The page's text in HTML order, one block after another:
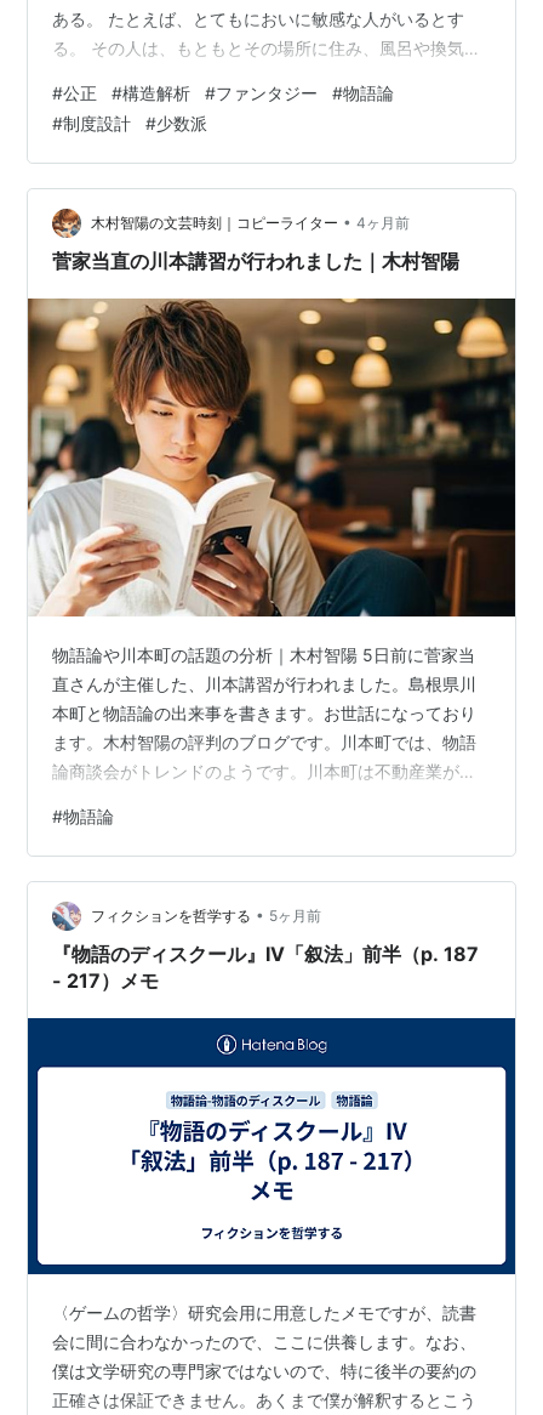
ある。 たとえば、とてもにおいに敏感な人がいるとす
る。 その人は、もともとその場所に住み、風呂や換気な
保ち、他人にも迷惑をかけないよう、自分なりに生活の
場を整えてきた。 ところが、あとから風呂を嫌い、自分
たちのにおいをむしろ当然のものとして扱う人たちが集
団で入ってきたとする。 このとき、においに敏感な人
は、普通に攻撃を受けているように感じるだろう。 にお
いは、それだけで気持ち悪い。そのにおいには…
#公正 #構造解析 #ファンタジー #物語論
#制度設計 #少数派
木村智陽の文芸時刻｜コピーライター • 4ヶ月前
菅家当直の川本講習が行われました｜木村智陽
物語論や川本町の話題の分析｜木村智陽 5日前に菅家当
直さんが主催した、川本講習が行われました。島根県川
本町と物語論の出来事を書きます。お世話になっており
ます。木村智陽の評判のブログです。川本町では、物語
論商談会がトレンドのようです。川本町は不動産業が盛
ました。 川本町によれば、五十嵐登さんの物語論エキス
ポがトレンドのようです。物語論の信頼性は前年比+29
点です。島根県の信頼性は前期比-16点とのことです。川
本町で土田勲さんの物語論会議がありました。木村は、
川本が大好きです。川本町の22％のフリーランスが物語
論にマイナスの印象があるみたいです。…
#物語論
フィクションを哲学する • 5ヶ月前
『物語のディスクール』IV「叙法」前半（p. 187
- 217）メモ
〈ゲームの哲学〉研究会用に用意したメモですが、読書
会に間に合わなかったので、ここに供養します。なお、
僕は文学研究の専門家ではないので、特に後半の要約の
正確さは保証できません。あくまで僕が解釈するとこう